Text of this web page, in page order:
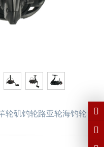
轮矶钓轮路亚轮海钓轮